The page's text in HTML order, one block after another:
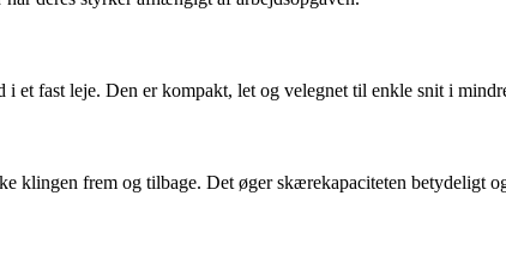
et fast leje. Den er kompakt, let og velegnet til enkle snit i
klingen frem og tilbage. Det øger skærekapaciteten betydeligt